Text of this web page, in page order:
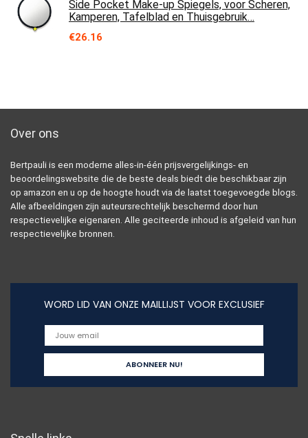
Side Pocket Make-up Spiegels, voor Scheren,
Kamperen, Tafelblad en Thuisgebruik…
€26.16
Over ons
Bertpauli is een moderne alles-in-één prijsvergelijkings- en
beoordelingswebsite die de beste deals biedt die beschikbaar zijn
op amazon en u op de hoogte houdt via de laatst toegevoegde blogs.
Alle afbeeldingen zijn auteursrechtelijk beschermd door hun
respectievelijke eigenaren. Alle geciteerde inhoud is afgeleid van hun
respectievelijke bronnen.
WORD LID VAN ONZE MAILLIJST VOOR EXCLUSIEF